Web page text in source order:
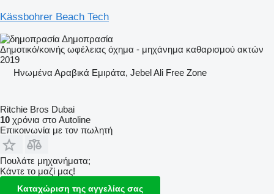
Kässbohrer Beach Tech
Δημοπρασία
Δημοτικό/κοινής ωφέλειας όχημα - μηχάνημα καθαρισμού ακτών
2019
Hνωμένα Αραβικά Εμιράτα, Jebel Ali Free Zone
Ritchie Bros Dubai
10 χρόνια στο Autoline
Επικοινωνία με τον πωλητή
Πουλάτε μηχανήματα;
Κάντε το μαζί μας!
Καταχώριση της αγγελίας σας